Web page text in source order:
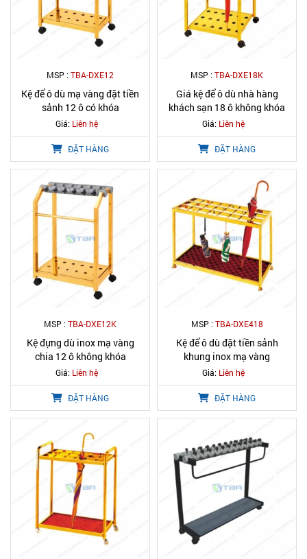
MSP :TBA-DXE12
Kệ để ô dù mạ vàng đặt tiền
sảnh 12 ô có khóa
Giá: Liên hệ
ĐẶT HÀNG
MSP :TBA-DXE18K
Giá kệ để ô dù nhà hàng
khách sạn 18 ô không khóa
Giá: Liên hệ
ĐẶT HÀNG
MSP :TBA-DXE12K
Kệ đựng dù inox mạ vàng
chia 12 ô không khóa
Giá: Liên hệ
ĐẶT HÀNG
MSP :TBA-DXE418
Kệ để ô dù đặt tiền sảnh
khung inox mạ vàng
Giá: Liên hệ
ĐẶT HÀNG